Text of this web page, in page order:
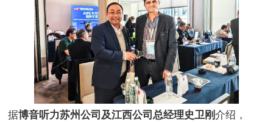
据博音听力苏州公司及江西公司总经理史卫刚介绍，